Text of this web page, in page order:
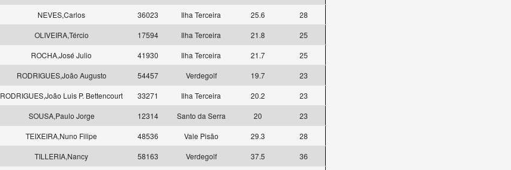
NEVES,Carlos 36023 Ilha Terceira 25.6
28
OLIVEIRA,Tércio 17594 Ilha Terceira 21.8
25
ROCHA,José Julio 41930 Ilha Terceira 21.7
25
RODRIGUES,João Augusto 54457 Verdegolf 19.7
23
RODRIGUES,João Luis P. Bettencourt 33271 Ilha Terceira 20.2
23
SOUSA,Paulo Jorge 12314 Santo da Serra 20
23
TEIXEIRA,Nuno Filipe 48536 Vale Pisão 29.3
28
TILLERIA,Nancy 58163 Verdegolf 37.5 36